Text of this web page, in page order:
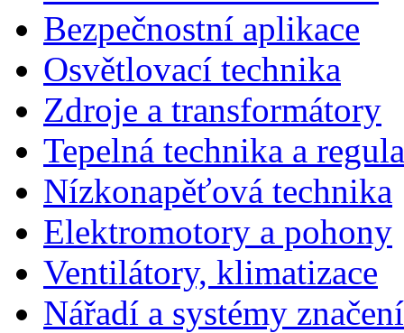
Bezpečnostní aplikace
Osvětlovací technika
Zdroje a transformátory
Tepelná technika a
Nízkonapěťová technika
Elektromotory a pohony
Ventilátory, klimatizace
Nářadí a systémy značení